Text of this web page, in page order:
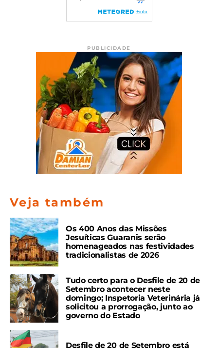
PUBLICIDADE
Veja também
Os 400 Anos das Missões
Jesuíticas Guaranis serão
homenageados nas festividades
tradicionalistas de 2026
Tudo certo para o Desfile de 20 de
Setembro acontecer neste
domingo; Inspetoria Veterinária já
solicitou a prorrogação, junto ao
governo do Estado
Desfile de 20 de Setembro está